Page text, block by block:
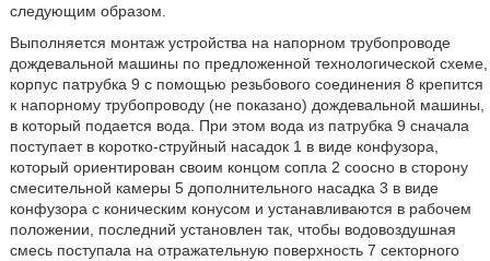
следующим образом.
Выполняется монтаж устройства на напорном трубопроводе
дождевальной машины по предложенной технологической схеме,
корпус патрубка 9 с помощью резьбового соединения 8 крепится
к напорному трубопроводу (не показано) дождевальной машины,
в который подается вода. При этом вода из патрубка 9 сначала
поступает в коротко-струйный насадок 1 в виде конфузора,
который ориентирован своим концом сопла 2 соосно в сторону
смесительной камеры 5 дополнительного насадка 3 в виде
конфузора с коническим конусом и устанавливаются в рабочем
положении, последний установлен так, чтобы водовоздушная
смесь поступала на отражательную поверхность 7 секторного